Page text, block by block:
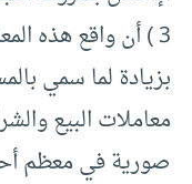
3 ) أن واقع هذه
بزيادة لما سمي
معاملات البيع
صورية في معظم